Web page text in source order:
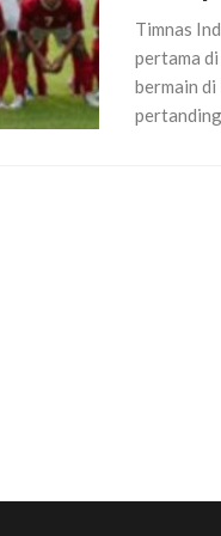
Timnas
pertama
bermain